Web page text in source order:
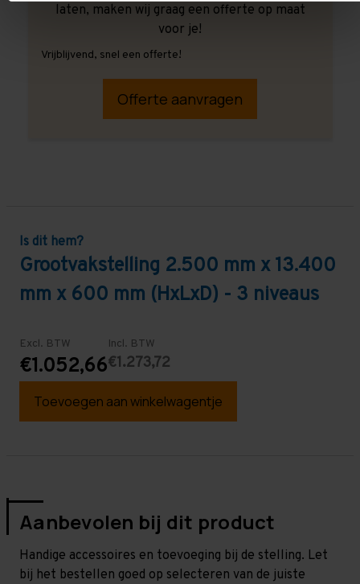
laten, maken wij graag een offerte op maat
voor je!
Vrijblijvend, snel een offerte!
Offerte aanvragen
Is dit hem?
Grootvakstelling 2.500 mm x 13.400
mm x 600 mm (HxLxD) - 3 niveaus
Excl. BTW
€1.052,66
Incl. BTW
€1.273,72
Toevoegen aan winkelwagentje
Aanbevolen bij dit product
Handige accessoires en toevoeging bij de stelling. Let
bij het bestellen goed op selecteren van de juiste